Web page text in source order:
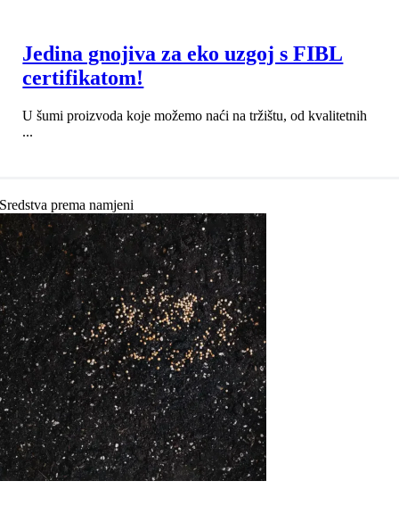
Jedina gnojiva za eko uzgoj s FIBL
certifikatom!
U šumi proizvoda koje možemo naći na tržištu, od kvalitetnih
...
Sredstva prema namjeni